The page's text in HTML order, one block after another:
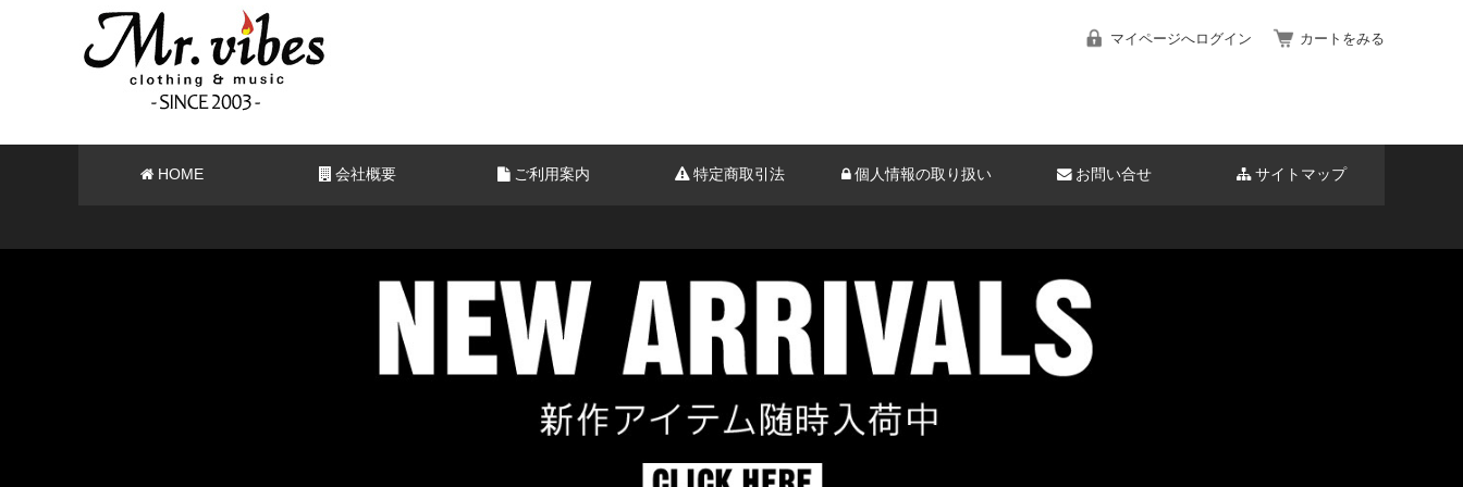
マイページへログイン カートをみる
HOME 会社概要 ご利用案内 特定商取引法 個人情報の取り扱い お問い合せ サイトマップ